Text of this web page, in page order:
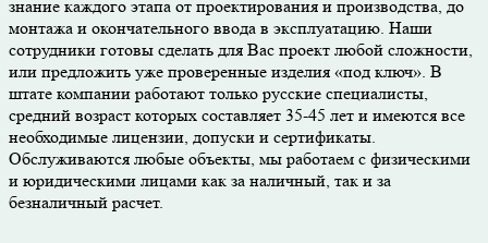
знание каждого этапа от проектирования и производства, до
монтажа и окончательного ввода в эксплуатацию. Наши
сотрудники готовы сделать для Вас проект любой сложности,
или предложить уже проверенные изделия «под ключ». В
штате компании работают только русские специалисты,
средний возраст которых составляет 35-45 лет и имеются все
необходимые лицензии, допуски и сертификаты.
Обслуживаются любые объекты, мы работаем с физическими
и юридическими лицами как за наличный, так и за
безналичный расчет.